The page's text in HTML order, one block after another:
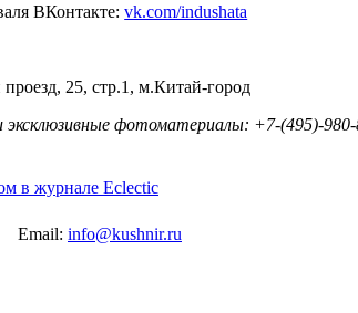
ВКонтакте: vk.com/indushata
25, стр.1, м.Китай-город
эксклюзивные фотоматериалы: +7-(495)-
Email: info@kushnir.ru